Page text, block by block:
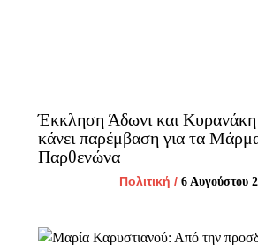
Έκκληση Άδωνι και
κάνει παρέμβαση για τα
Παρθενώνα
Πολιτική / 6 Αυγούστου